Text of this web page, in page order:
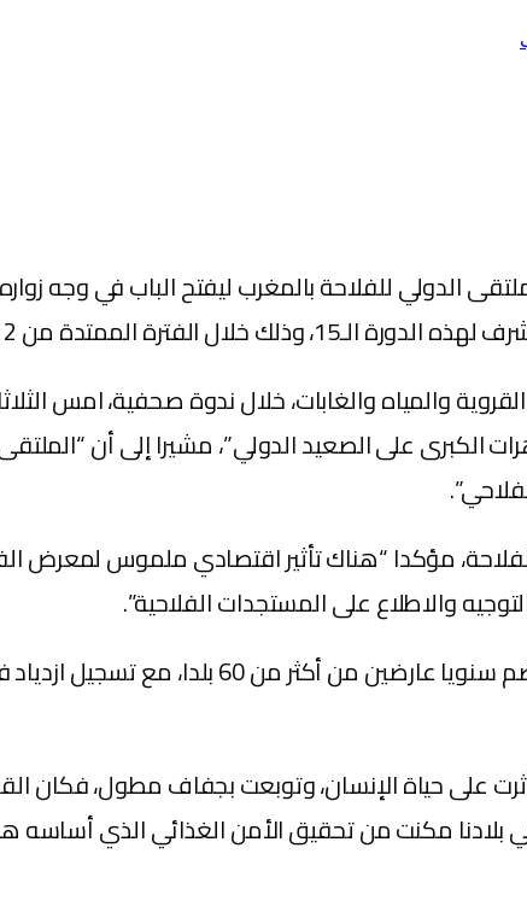
الدولي للفلاحة بالمغرب ليفتح الباب في وجه
الكبرى على الصعيد الدولي”، مشيرا إلى أن
مؤكدا “هناك تأثير اقتصادي ملموس لمعرض
والاطلاع على المستجدات الفلاحية”.
وأورد الوزير: “يعمل الملتقى على إشعاع بلادنا
أن “العالم يعيش منذ 2020 فترة تاريخية أثرت على حياة الإنسان،
بلادنا مكنت من تحقيق الأمن الغذائي الذي أساسه